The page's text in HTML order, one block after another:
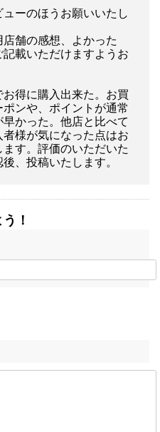
ーのほうお願いいたし
舗の感想、よかった
載いただけますようお
得に購入出来た。お買
ンや、ポイントが通常
かった。他店と比べて
様が気になった点はお
す。評価のいただいた
、投稿いたします。
！